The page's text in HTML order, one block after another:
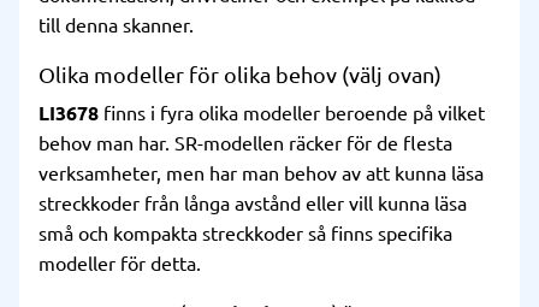
till denna skanner.
Olika modeller för olika behov (välj ovan)
LI3678 finns i fyra olika modeller beroende på vilket
behov man har. SR-modellen räcker för de flesta
verksamheter, men har man behov av att kunna läsa
streckkoder från långa avstånd eller vill kunna läsa
små och kompakta streckkoder så finns specifika
modeller för detta.